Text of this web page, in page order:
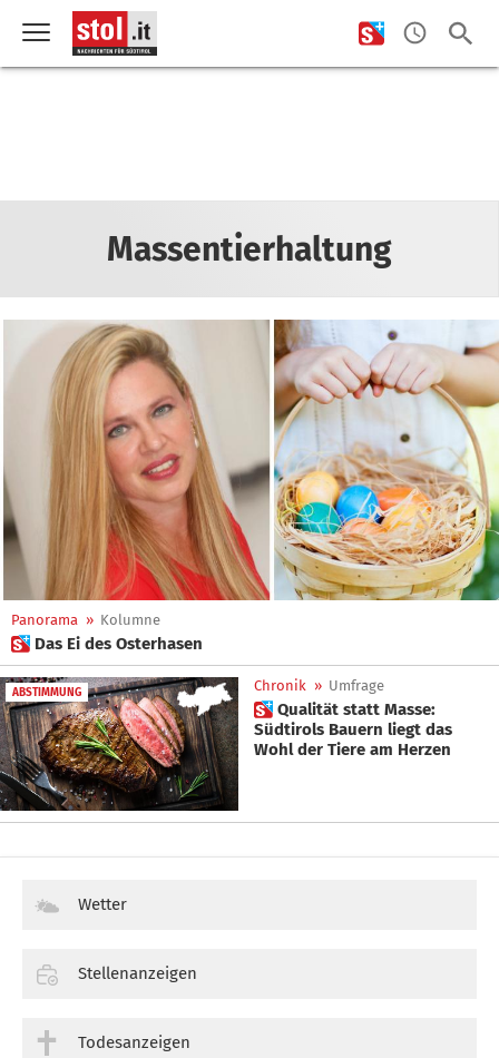
Massentierhaltung
Panorama » Kolumne
 Das Ei des Osterhasen
ABSTIMMUNG Chronik » Umfrage
 Qualität statt Masse:
Südtirols Bauern liegt das
Wohl der Tiere am Herzen
Wetter
Stellenanzeigen
Todesanzeigen